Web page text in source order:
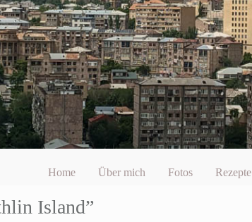
Home Über mich Fotos Rezepte
Island”